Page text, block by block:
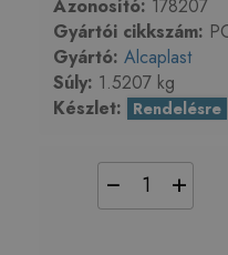
Azonosító: 178207
Gyártói cikkszám:
Gyártó: Alcaplast
Súly: 1.5207 kg
Készlet: Rendelésre
− +